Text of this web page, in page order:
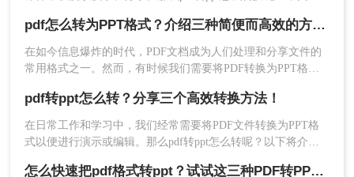
推荐工具：转转大师在线转换工具
操作步骤：
1、打开在线pdf转ppt网址：
https://pdftoword.55.la/pdf-to-ppt/
任务。
pdf怎么转为PPT格式？介绍三种简便而高效的方法！
在如今信息爆炸的时代，PDF文档成为人们处理和分享文件的
常用格式之一。然而，有时候我们需要将PDF转换为PPT格
将为您详细介绍三种简便而高效的方法。
pdf转ppt怎么转？分享三个高效转换方法！
在日常工作和学习中，我们经常需要将PDF文件转换为PPT格
式以便进行演示或编辑。那么pdf转ppt怎么转呢？以下将介绍
换。
怎么快速把pdf格式转ppt？试试这三种PDF转PPT的方法，简单几步，高效转换！